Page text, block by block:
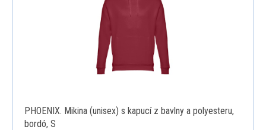
PHOENIX. Mikina (unisex) s kapucí z bavlny a polyesteru,
bordó, S